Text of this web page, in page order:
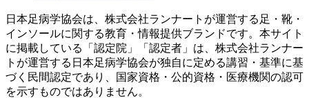
日本足病学協会は、株式会社ランナートが運営する足・靴・
インソールに関する教育・情報提供ブランドです。本サイト
に掲載している「認定院」「認定者」は、株式会社ランナー
トが運営する日本足病学協会が独自に定める講習・基準に基
づく民間認定であり、国家資格・公的資格・医療機関の認可
を示すものではありません。